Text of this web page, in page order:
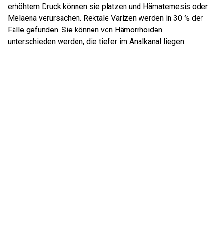
erhöhtem Druck können sie platzen und Hämatemesis oder
Melaena verursachen. Rektale Varizen werden in 30 % der
Fälle gefunden. Sie können von Hämorrhoiden
unterschieden werden, die tiefer im Analkanal liegen.